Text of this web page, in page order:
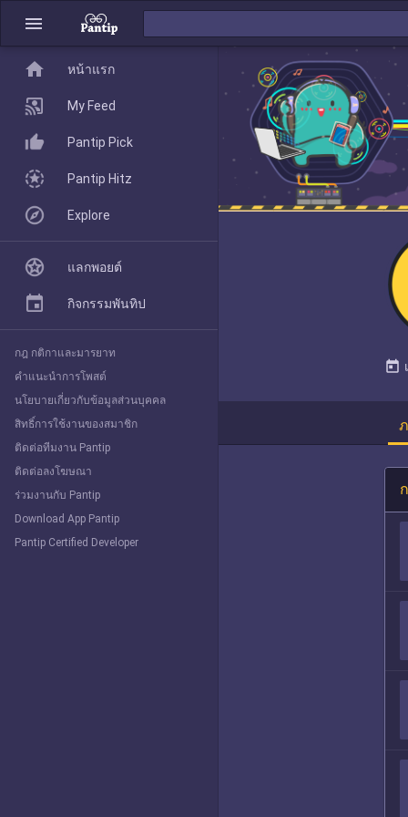
menu
today
home
Pantip Pick
Explore
home หน้าแรก
My Feed
Pantip Pick
Pantip Hitz
Explore
แลกพอยต์
กิจกรรมพันทิป
กฎ กติกาและมารยาท
คำแนะนำการโพสต์
นโยบายเกี่ยวกับข้อมูลส่วนบุคคล
สิทธิ์การใช้งานของสมาชิก
ติดต่อทีมงาน Pantip
ติดต่อลงโฆษณา
ร่วมงานกับ Pantip
Download App Pantip
Pantip Certified Developer